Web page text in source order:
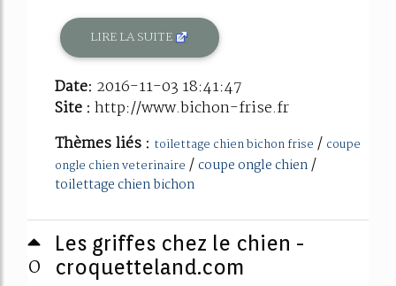
LIRE LA SUITE
Date: 2016-11-03 18:41:47
Site : http://www.bichon-frise.fr
Thèmes liés : toilettage chien bichon frise / coupe
ongle chien veterinaire / coupe ongle chien/
toilettage chien bichon
0
Les griffes chez le chien -
croquetteland.com